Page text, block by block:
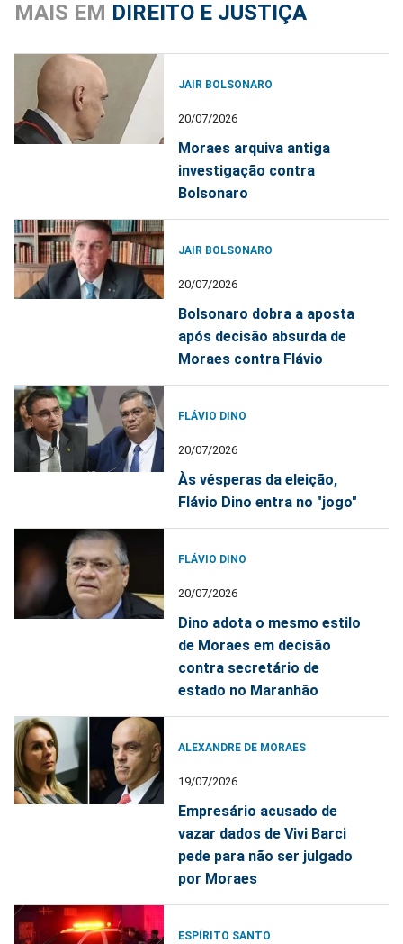
MAIS EM DIREITO E JUSTIÇA
JAIR BOLSONARO
20/07/2026
Moraes arquiva antiga
investigação contra
Bolsonaro
JAIR BOLSONARO
20/07/2026
Bolsonaro dobra a aposta
após decisão absurda de
Moraes contra Flávio
FLÁVIO DINO
20/07/2026
Às vésperas da eleição,
Flávio Dino entra no "jogo"
FLÁVIO DINO
20/07/2026
Dino adota o mesmo estilo
de Moraes em decisão
contra secretário de
estado no Maranhão
ALEXANDRE DE MORAES
19/07/2026
Empresário acusado de
vazar dados de Vivi Barci
pede para não ser julgado
por Moraes
ESPÍRITO SANTO